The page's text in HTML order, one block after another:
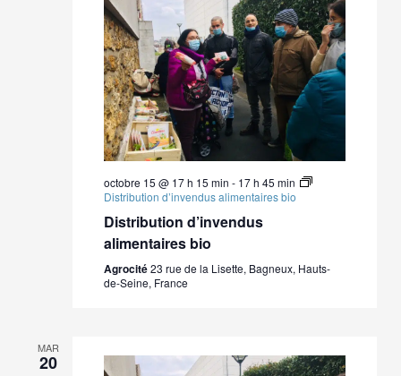
octobre 15 @ 17 h 15 min - 17 h 45 min
Distribution d’invendus alimentaires bio
Distribution d’invendus
alimentaires bio
Agrocité23 rue de la Lisette, Bagneux, Hauts-
de-Seine, France
MAR
20